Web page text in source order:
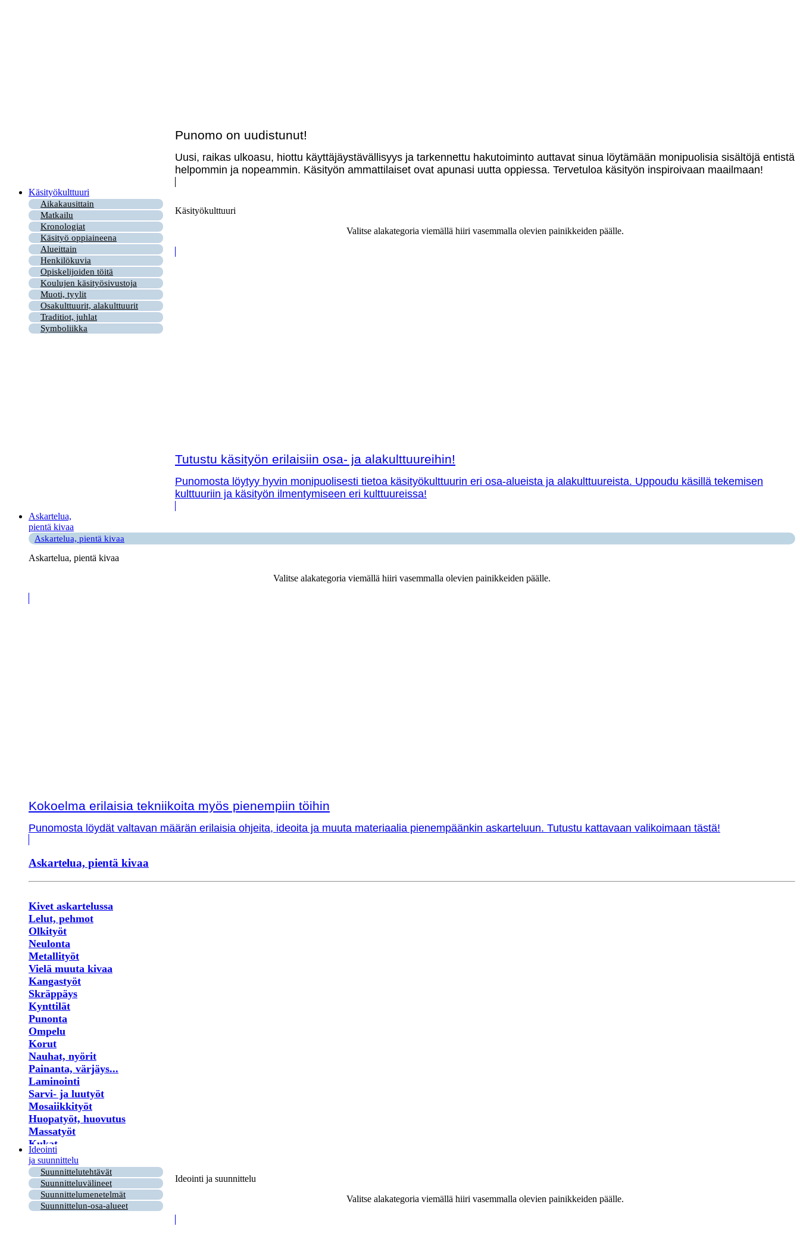
Punomo on uudistunut!
Uusi, raikas ulkoasu, hiottu käyttäjäystävällisyys ja tarkennettu hakutoiminto auttavat sinua löytämään monipuolisia sisältöjä entistä
helpommin ja nopeammin. Käsityön ammattilaiset ovat apunasi uutta oppiessa. Tervetuloa käsityön inspiroivaan maailmaan!
Käsityökulttuuri
Aikakausittain
Matkailu
Kronologiat
Käsityö oppiaineena
Alueittain
Henkilökuvia
Opiskelijoiden töitä
Koulujen käsityösivustoja
Muoti, tyylit
Osakulttuurit, alakulttuurit
Traditiot, juhlat
Symboliikka
Käsityökulttuuri
Valitse alakategoria viemällä hiiri vasemmalla olevien painikkeiden päälle.
Tutustu käsityön erilaisiin osa- ja alakulttuureihin!
Punomosta löytyy hyvin monipuolisesti tietoa käsityökulttuurin eri osa-alueista ja alakulttuureista. Uppoudu käsillä tekemisen
kulttuuriin ja käsityön ilmentymiseen eri kulttuureissa!
Askartelua,
pientä kivaa
Askartelua, pientä kivaa
Askartelua, pientä kivaa
Valitse alakategoria viemällä hiiri vasemmalla olevien painikkeiden päälle.
Kokoelma erilaisia tekniikoita myös pienempiin töihin
Punomosta löydät valtavan määrän erilaisia ohjeita, ideoita ja muuta materiaalia pienempäänkin askarteluun. Tutustu kattavaan valikoimaan tästä!
Askartelua, pientä kivaa
Kivet askartelussa
Lelut, pehmot
Olkityöt
Neulonta
Metallityöt
Vielä muuta kivaa
Kangastyöt
Skräppäys
Kynttilät
Punonta
Ompelu
Korut
Nauhat, nyörit
Painanta, värjäys...
Laminointi
Sarvi- ja luutyöt
Mosaiikkityöt
Huopatyöt, huovutus
Massatyöt
Kukat
Lastu- ja puutyöt
Virkkaus
Helmet
Puu- ja risutyöt
Paperi
Ideointi
ja suunnittelu
Suunnittelutehtävät
Suunnitteluvälineet
Suunnittelumenetelmät
Suunnittelun-osa-alueet
Ideointi ja suunnittelu
Valitse alakategoria viemällä hiiri vasemmalla olevien painikkeiden päälle.